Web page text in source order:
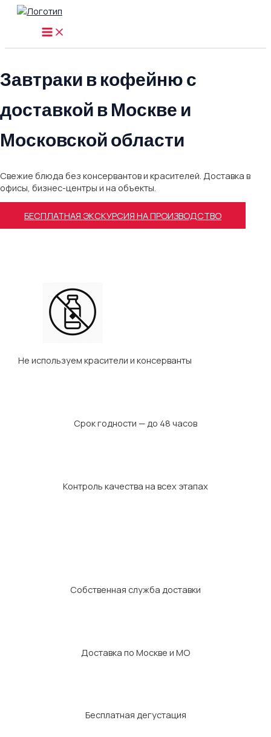
Перейти
содержимому
MAIN
MENU
Завтраки в кофейню с
доставкой в Москве и
Московской области
Свежие блюда без консервантов и красителей. Доставка в
офисы, бизнес-центры и на объекты.
БЕСПЛАТНАЯ ЭКСКУРСИЯ НА ПРОИЗВОДСТВО
Не используем красители и консерванты
Срок годности — до 48 часов
Контроль качества на всех этапах
Собственная служба доставки
Доставка по Москве и МО
Бесплатная дегустация